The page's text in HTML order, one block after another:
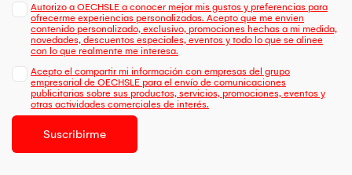
Autorizo a OECHSLE a conocer mejor mis gustos y preferencias para
ofrecerme experiencias personalizadas. Acepto que me envien
contenido personalizado, exclusivo, promociones hechas a mi medida,
novedades, descuentos especiales, eventos y todo lo que se alinee
con lo que realmente me interesa.
Acepto el compartir mi información con empresas del grupo
empresarial de OECHSLE para el envío de comunicaciones
publicitarias sobre sus productos, servicios, promociones, eventos y
otras actividades comerciales de interés.
Suscribirme